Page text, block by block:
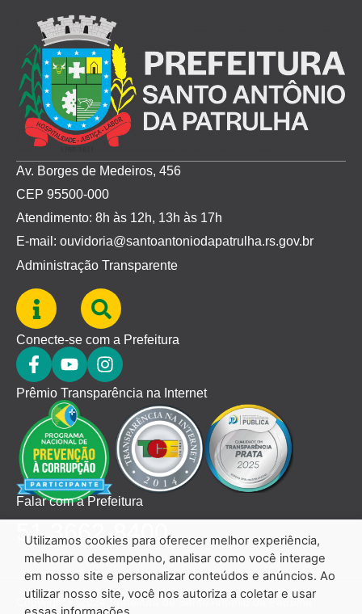
Av. Borges de Medeiros, 456
CEP 95500-000
Atendimento: 8h às 12h, 13h às 17h
E-mail: ouvidoria@santoantoniodapatrulha.rs.gov.br
Administração Transparente
Conecte-se com a Prefeitura
Prêmio Transparência na Internet
Falar com a Prefeitura
51 3662-8400
Copyright © 2024 Prefeitura de Santo Antônio da Patrulha.
Utilizamos cookies para oferecer melhor experiência,
melhorar o desempenho, analisar como você interage
em nosso site e personalizar conteúdos e anúncios. Ao
utilizar nosso site, você nos autoriza a coletar e usar